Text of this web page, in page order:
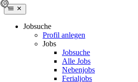
Jobsuche
Profil anlegen
Jobs
Jobsuche
Alle Jobs
Nebenjobs
Ferialjobs